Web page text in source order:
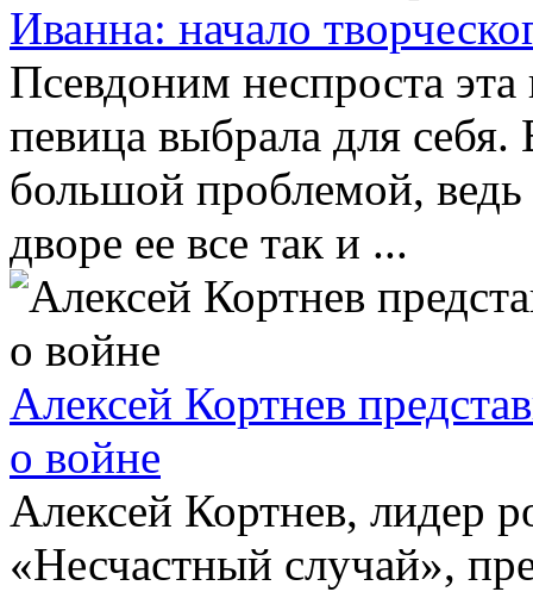
Иванна: начало
Псевдоним неспроста
певица выбрала для
большой проблемой, ведь
дворе ее все так и ...
Алексей Кортнев
о войне
Алексей Кортнев, лидер
«Несчастный случай»,